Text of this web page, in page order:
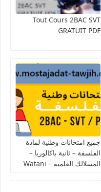
Tout Cours 2BAC SVT
GRATUIT PDF
جميع امتحانات وطنية لمادة
الفلسفة – ثانية باكالوريا –
المسلالك العلمية – Watani